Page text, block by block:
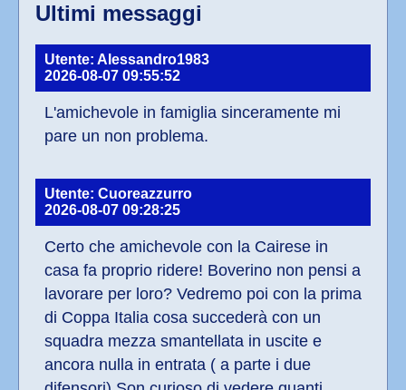
Ultimi messaggi
Utente: Alessandro1983
2026-08-07 09:55:52
L'amichevole in famiglia sinceramente mi
pare un non problema.
Utente: Cuoreazzurro
2026-08-07 09:28:25
Certo che amichevole con la Cairese in
casa fa proprio ridere! Boverino non pensi a
lavorare per loro? Vedremo poi con la prima
di Coppa Italia cosa succederà con un
squadra mezza smantellata in uscite e
ancora nulla in entrata ( a parte i due